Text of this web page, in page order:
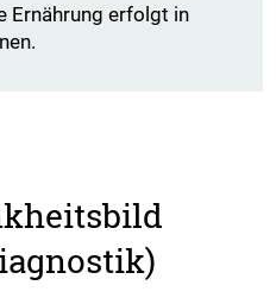
Ernährung erfolgt in